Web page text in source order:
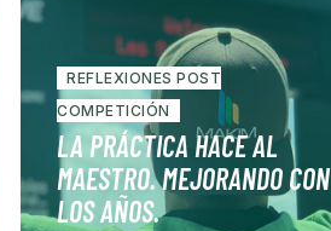
REFLEXIONES POST
COMPETICIÓN
LA PRÁCTICA HACE AL
MAESTRO. MEJORANDO CON
LOS AÑOS.